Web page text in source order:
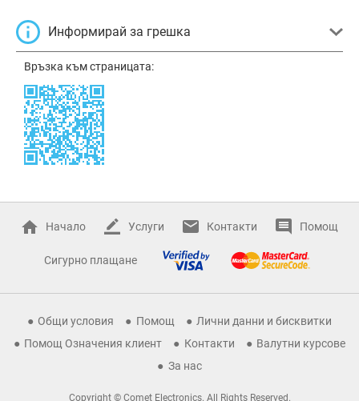
Информирай за грешка
Връзка към страницата:
Начало Услуги Контакти Помощ
Сигурно плащане
Общи условия Помощ
Лични данни и бисквитки
Помощ Означения клиент
Контакти
Валутни курсове
За нас
Copyright © Comet Electronics. All Rights Reserved.